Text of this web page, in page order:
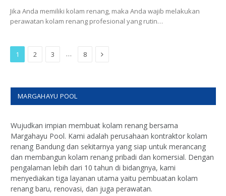
Jika Anda memiliki kolam renang, maka Anda wajib melakukan
perawatan kolam renang profesional yang rutin…
1 2 3 … 8 Next
MARGAHAYU POOL
Wujudkan impian membuat kolam renang bersama
Margahayu Pool. Kami adalah perusahaan kontraktor kolam
renang Bandung dan sekitarnya yang siap untuk merancang
dan membangun kolam renang pribadi dan komersial. Dengan
pengalaman lebih dari 10 tahun di bidangnya, kami
menyediakan tiga layanan utama yaitu pembuatan kolam
renang baru, renovasi, dan juga perawatan.